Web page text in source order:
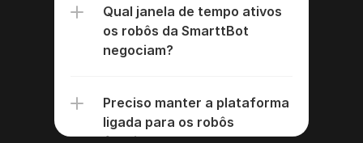
Qual janela de tempo ativos
os robôs da SmarttBot
negociam?
Preciso manter a plataforma
ligada para os robôs